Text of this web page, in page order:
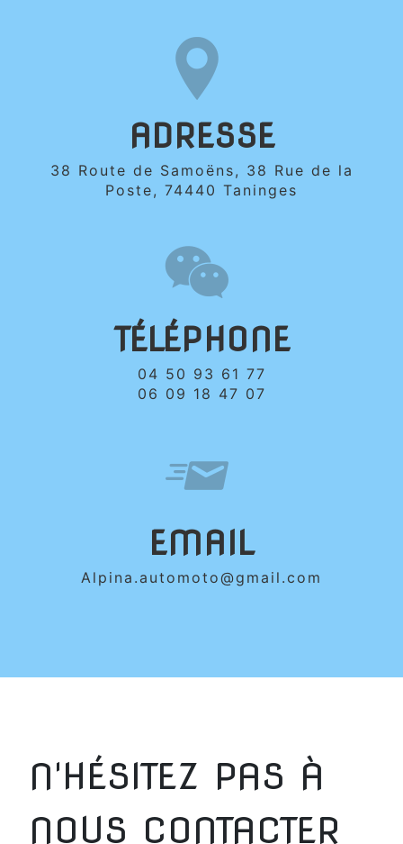
ADRESSE
38 Route de Samoëns, 38 Rue de la
Poste, 74440 Taninges
TÉLÉPHONE
04 50 93 61 77
06 09 18 47 07
EMAIL
alpina.automoto@gmail.com
N'HÉSITEZ PAS À
NOUS CONTACTER